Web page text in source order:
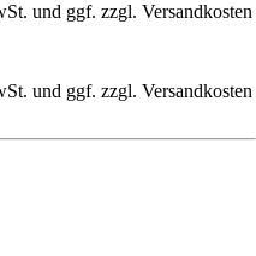
und ggf. zzgl. Versandkosten
und ggf. zzgl. Versandkosten